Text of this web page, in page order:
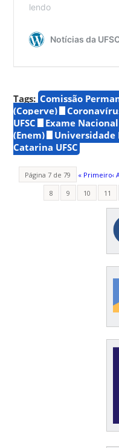
Tags: Comissão
(Coperve)
UFSC
Exame
(Enem)
Universidade
Catarina UFSC
Página 7 de 79 « Primeiro‹
8
9 10 11